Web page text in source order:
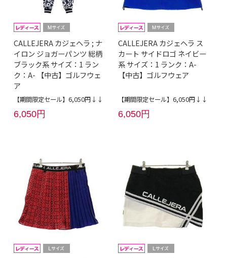
CALLEJERA カジェヘラ ; ナ
イロン ジョガーパンツ 総柄
ブラック系 サイズ：1 ラン
ク：A- 【中古】ゴルフウェ
ア
【期間限定セール】6,050円↓↓
6,050円
CALLEJERA カジェヘラ ス
カート サイドロゴ ネイビー
系 サイズ：1 ランク：A-
【中古】ゴルフウェア
【期間限定セール】6,050円↓↓
6,050円